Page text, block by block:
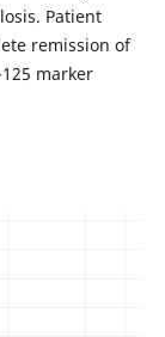
Patient
remission of
marker